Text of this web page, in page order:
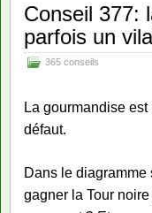
Conseil 377:
parfois un
365 conseils
La gourmandise
défaut.
Dans le
gagner la Tour